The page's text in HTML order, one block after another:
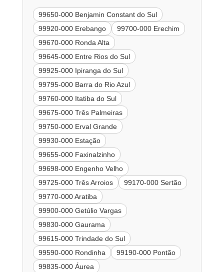
99650-000 Benjamin Constant do Sul
99920-000 Erebango
99700-000 Erechim
99670-000 Ronda Alta
99645-000 Entre Rios do Sul
99925-000 Ipiranga do Sul
99795-000 Barra do Rio Azul
99760-000 Itatiba do Sul
99675-000 Três Palmeiras
99750-000 Erval Grande
99930-000 Estação
99655-000 Faxinalzinho
99698-000 Engenho Velho
99725-000 Três Arroios
99170-000 Sertão
99770-000 Aratiba
99900-000 Getúlio Vargas
99830-000 Gaurama
99615-000 Trindade do Sul
99590-000 Rondinha
99190-000 Pontão
99835-000 Áurea